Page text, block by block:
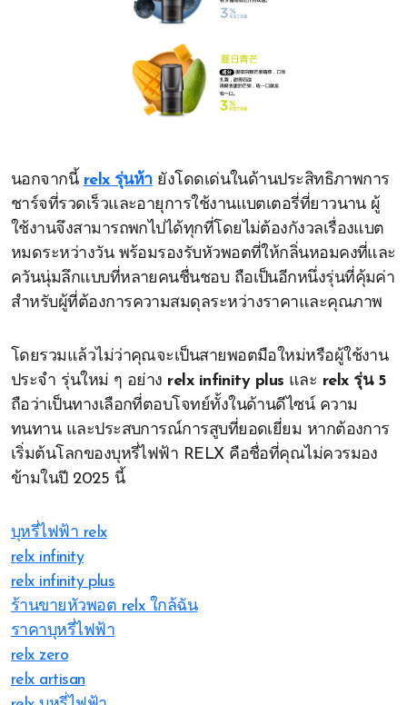
นอกจากนี้ relx รุ่นห้ายังโดดเด่นในด้านประสิทธิภาพการ
ชาร์จที่รวดเร็วและอายุการใช้งานแบตเตอรี่ที่ยาวนาน ผู้
ใช้งานจึงสามารถพกไปได้ทุกที่โดยไม่ต้องกังวลเรื่องแบต
หมดระหว่างวัน พร้อมรองรับหัวพอตที่ให้กลิ่นหอมคงที่และ
ควันนุ่มลึกแบบที่หลายคนชื่นชอบ ถือเป็นอีกหนึ่งรุ่นที่คุ้มค่า
สำหรับผู้ที่ต้องการความสมดุลระหว่างราคาและคุณภาพ
โดยรวมแล้วไม่ว่าคุณจะเป็นสายพอตมือใหม่หรือผู้ใช้งาน
ประจำ รุ่นใหม่ ๆ อย่าง relx infinity plus และ relx รุ่น 5
ถือว่าเป็นทางเลือกที่ตอบโจทย์ทั้งในด้านดีไซน์ ความ
ทนทาน และประสบการณ์การสูบที่ยอดเยี่ยม หากต้องการ
เริ่มต้นโลกของบุหรี่ไฟฟ้า RELX คือชื่อที่คุณไม่ควรมอง
ข้ามในปี 2025 นี้
บุหรี่ไฟฟ้า relx
relx infinity
relx infinity plus
ร้านขายหัวพอต relx ใกล้ฉัน
ราคาบุหรี่ไฟฟ้า
relx zero
relx artisan